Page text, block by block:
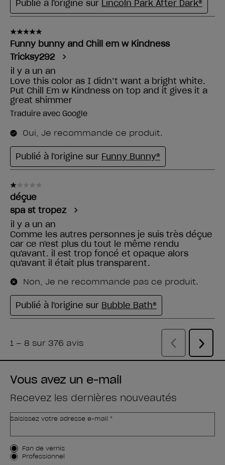
Vous avez un e-mail
Recevez les dernières nouveautés
Saisissez votre adresse e-mail *
Type de client
Fan de vernis
Professionnel